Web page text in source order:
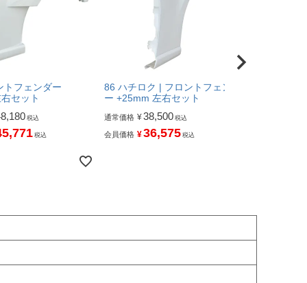
トフェンダー
セット
税込
税込
86 ハチロク | フロントフェンダ
ー +25mm 左右セット
通常価格 ¥38,500 税込
会員価格 ¥36,575 税込